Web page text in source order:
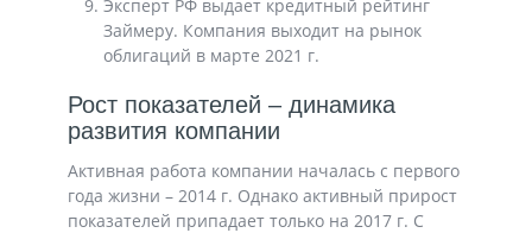
Эксперт РФ выдает кредитный рейтинг
Займеру. Компания выходит на рынок
облигаций в марте 2021 г.
Рост показателей – динамика
развития компании
Активная работа компании началась с первого
года жизни – 2014 г. Однако активный прирост
показателей припадает только на 2017 г. С